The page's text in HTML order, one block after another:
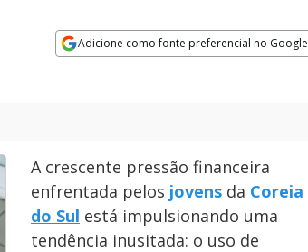
Adicione como fonte preferencial no Google
A crescente pressão financeira
enfrentada pelos jovens da Coreia
do Sul está impulsionando uma
tendência inusitada: o uso de